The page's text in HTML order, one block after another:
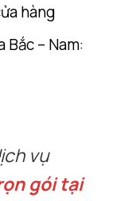
hàng
Bắc – Nam:
vụ
gói tại